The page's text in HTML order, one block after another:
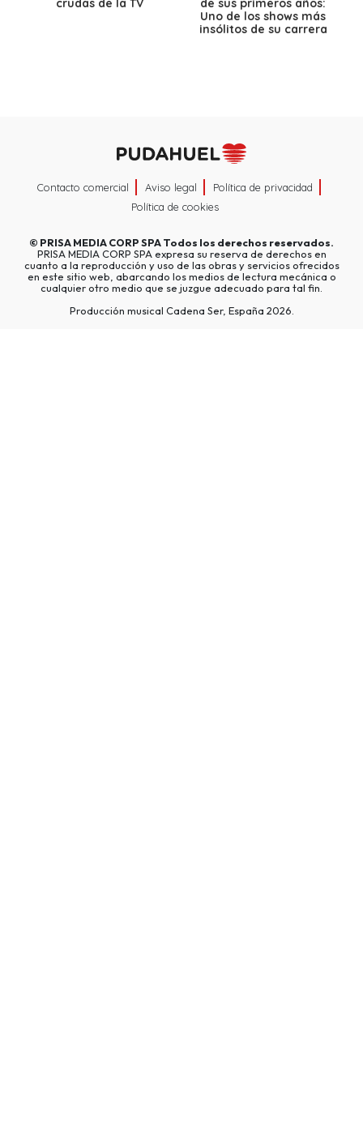
crudas de la TV
de sus primeros años:
Uno de los shows más
insólitos de su carrera
Contacto comercial Aviso legal
Política de privacidad
Política de cookies
© PRISA MEDIA CORP SPATodos los derechos reservados.
PRISA MEDIA CORP SPA expresa su reserva de derechos en
cuanto a la reproducción y uso de las obras y servicios ofrecidos
en este sitio web, abarcando los medios de lectura mecánica o
cualquier otro medio que se juzgue adecuado para tal fin.
Producción musical Cadena Ser, España 2026.